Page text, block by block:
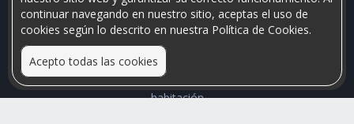
continuar navegando en nuestro sitio, aceptas el uso de
cookies según lo descrito en nuestra Política de Cookies.
Acepto todas las cookies
Relacionamos personas que arriendan con las que buscan una
habitación